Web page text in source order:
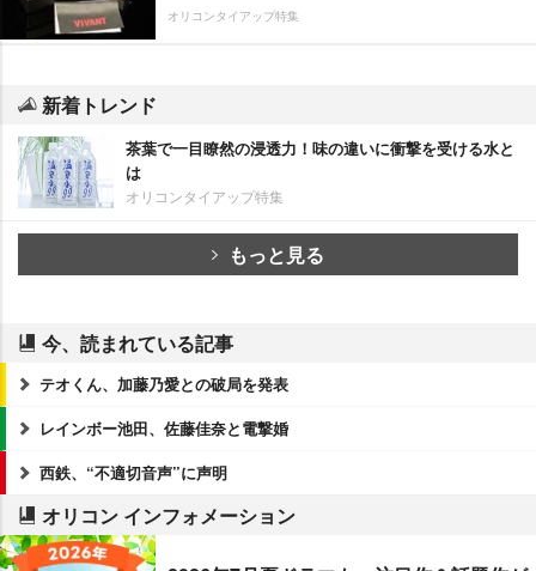
オリコンタイアップ特集
新着トレンド
茶葉で一目瞭然の浸透力！味の違いに衝撃を受ける水と
は
オリコンタイアップ特集
もっと見る
今、読まれている記事
テオくん、加藤乃愛との破局を発表
レインボー池田、佐藤佳奈と電撃婚
西鉄、“不適切音声”に声明
オリコン インフォメーション